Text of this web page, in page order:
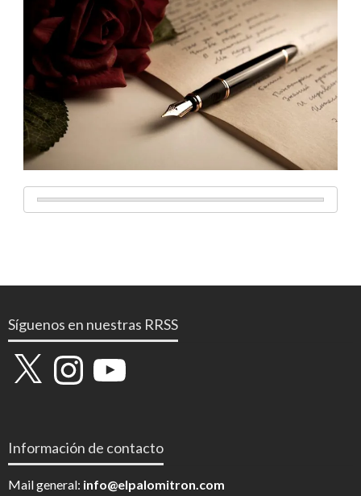
Síguenos en nuestras RRSS
X InstagramYouTube
Información de contacto
Mail general: info@elpalomitron.com